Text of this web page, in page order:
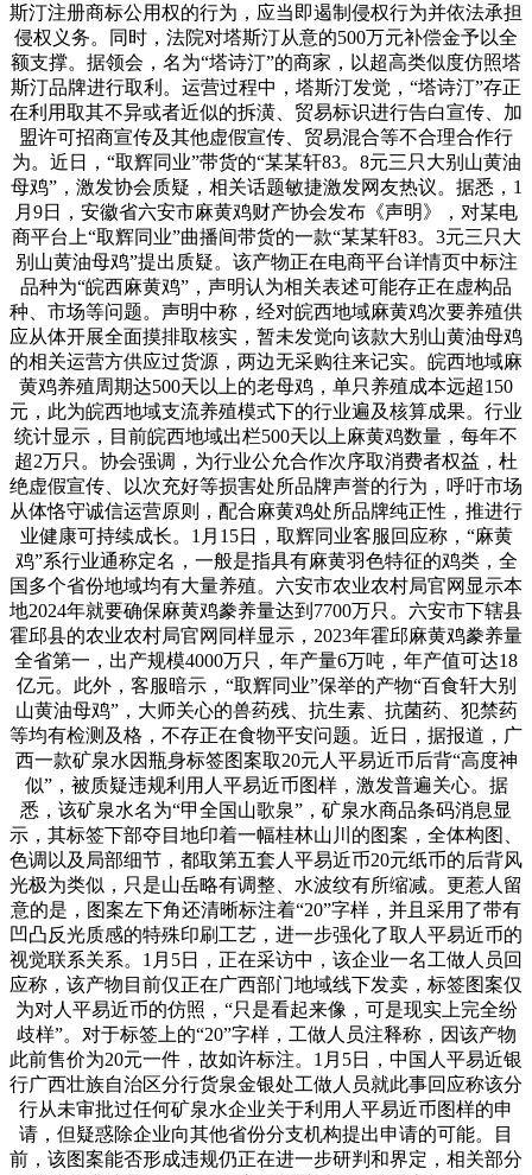
斯汀注册商标公用权的行为，应当即遏制侵权行为并依法承担
侵权义务。同时，法院对塔斯汀从意的500万元补偿金予以全
额支撑。据领会，名为“塔诗汀”的商家，以超高类似度仿照塔
斯汀品牌进行取利。运营过程中，塔斯汀发觉，“塔诗汀”存正
在利用取其不异或者近似的拆潢、贸易标识进行告白宣传、加
盟许可招商宣传及其他虚假宣传、贸易混合等不合理合作行
为。近日，“取辉同业”带货的“某某轩83。8元三只大别山黄油
母鸡”，激发协会质疑，相关话题敏捷激发网友热议。据悉，1
月9日，安徽省六安市麻黄鸡财产协会发布《声明》，对某电
商平台上“取辉同业”曲播间带货的一款“某某轩83。3元三只大
别山黄油母鸡”提出质疑。该产物正在电商平台详情页中标注
品种为“皖西麻黄鸡”，声明认为相关表述可能存正在虚构品
种、市场等问题。声明中称，经对皖西地域麻黄鸡次要养殖供
应从体开展全面摸排取核实，暂未发觉向该款大别山黄油母鸡
的相关运营方供应过货源，两边无采购往来记实。皖西地域麻
黄鸡养殖周期达500天以上的老母鸡，单只养殖成本远超150
元，此为皖西地域支流养殖模式下的行业遍及核算成果。行业
统计显示，目前皖西地域出栏500天以上麻黄鸡数量，每年不
超2万只。协会强调，为行业公允合作次序取消费者权益，杜
绝虚假宣传、以次充好等损害处所品牌声誉的行为，呼吁市场
从体恪守诚信运营原则，配合麻黄鸡处所品牌纯正性，推进行
业健康可持续成长。1月15日，取辉同业客服回应称，“麻黄
鸡”系行业通称定名，一般是指具有麻黄羽色特征的鸡类，全
国多个省份地域均有大量养殖。六安市农业农村局官网显示本
地2024年就要确保麻黄鸡豢养量达到7700万只。六安市下辖县
霍邱县的农业农村局官网同样显示，2023年霍邱麻黄鸡豢养量
全省第一，出产规模4000万只，年产量6万吨，年产值可达18
亿元。此外，客服暗示，“取辉同业”保举的产物“百食轩大别
山黄油母鸡”，大师关心的兽药残、抗生素、抗菌药、犯禁药
等均有检测及格，不存正在食物平安问题。近日，据报道，广
西一款矿泉水因瓶身标签图案取20元人平易近币后背“高度神
似”，被质疑违规利用人平易近币图样，激发普遍关心。据
悉，该矿泉水名为“甲全国山歌泉”，矿泉水商品条码消息显
示，其标签下部夺目地印着一幅桂林山川的图案，全体构图、
色调以及局部细节，都取第五套人平易近币20元纸币的后背风
光极为类似，只是山岳略有调整、水波纹有所缩减。更惹人留
意的是，图案左下角还清晰标注着“20”字样，并且采用了带有
凹凸反光质感的特殊印刷工艺，进一步强化了取人平易近币的
视觉联系关系。1月5日，正在采访中，该企业一名工做人员回
应称，该产物目前仅正在广西部门地域线下发卖，标签图案仅
为对人平易近币的仿照，“只是看起来像，可是现实上完全纷
歧样”。对于标签上的“20”字样，工做人员注释称，因该产物
此前售价为20元一件，故如许标注。1月5日，中国人平易近银
行广西壮族自治区分行货泉金银处工做人员就此事回应称该分
行从未审批过任何矿泉水企业关于利用人平易近币图样的申
请，但疑惑除企业向其他省份分支机构提出申请的可能。目
前，该图案能否形成违规仍正在进一步研判和界定，相关部分